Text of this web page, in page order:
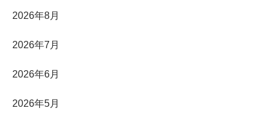
2026年8月
2026年7月
2026年6月
2026年5月